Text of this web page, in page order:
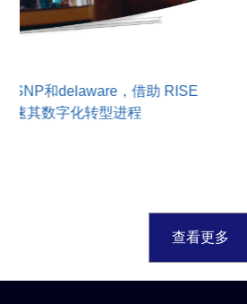
SNP和delaware，借助 RISE
速其数字化转型进程
查看更多